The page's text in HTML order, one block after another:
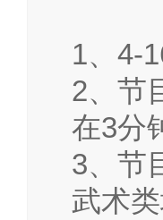
1、4-
2、 节
在3分
3、 节
武术类